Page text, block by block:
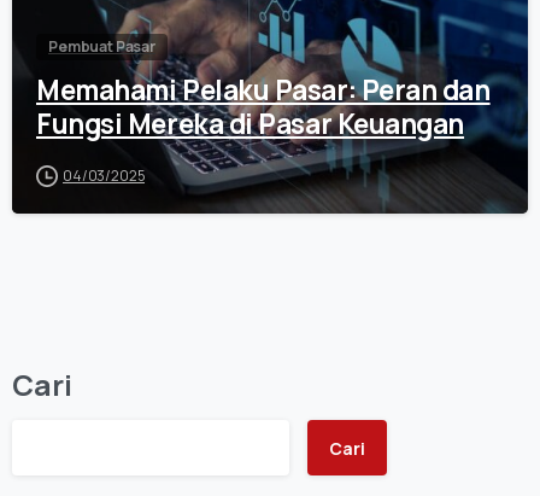
Pembuat Pasar
Memahami Pelaku Pasar: Peran dan
Fungsi Mereka di Pasar Keuangan
04/03/2025
Cari
Cari